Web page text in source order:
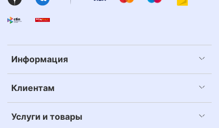
Информация
Клиентам
Услуги и товары